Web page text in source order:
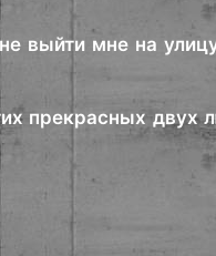
выйти мне на
прекрасных